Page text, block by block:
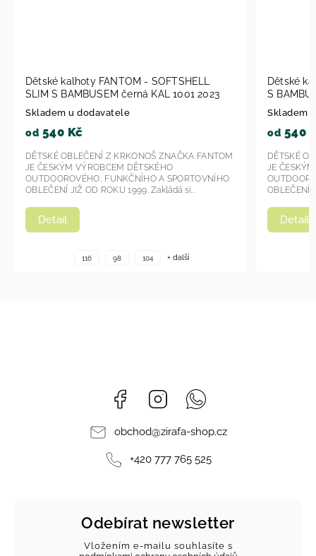
- SOFTSHELL
černá KAL 1001 2023
KRKONOŠ ZNAČKA FANTOM
DĚTSKÉHO
A SPORTOVNÍHO
1999. Zakládá si...
Dětské kalhoty Fantom -
S BAMBUSEM KAL 1007 -
DĚTSKÉ OBLEČENÍ Z KRKONOŠ
JE ČESKÝM VÝROBCEM DĚTSKÉHO
OUTDOOROVÉHO, FUNKČNÍHO A
OBLEČENÍ JIŽ OD ROKU 1999. Zakládá
Facebook Instagram
obchod@zirafa-shop.cz
+420 777 765 525
Odebírat newsletter
Vložením e-mailu souhlasíte s